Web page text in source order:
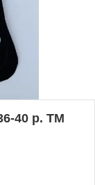
40 р. ТМ